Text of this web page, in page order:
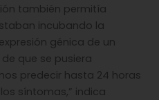
también permitía
incubando la
génica de un
que se pusiera
predecir hasta 24 horas
síntomas,” indica